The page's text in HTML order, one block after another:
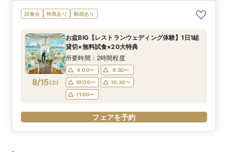
試食会 特典あり 動画あり
8/15(土)
お盆BIG【レストランウェディング体験】1日1組
貸切×無料試食×20大特典
所要時間：2時間程度
9:00〜
9:30〜
10:00〜
10:30〜
11:00〜
フェアを予約